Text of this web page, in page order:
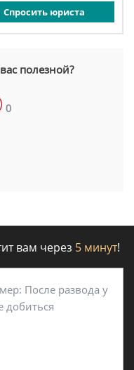
Спросить юриста
полезной?
0
вам через 5 минут!